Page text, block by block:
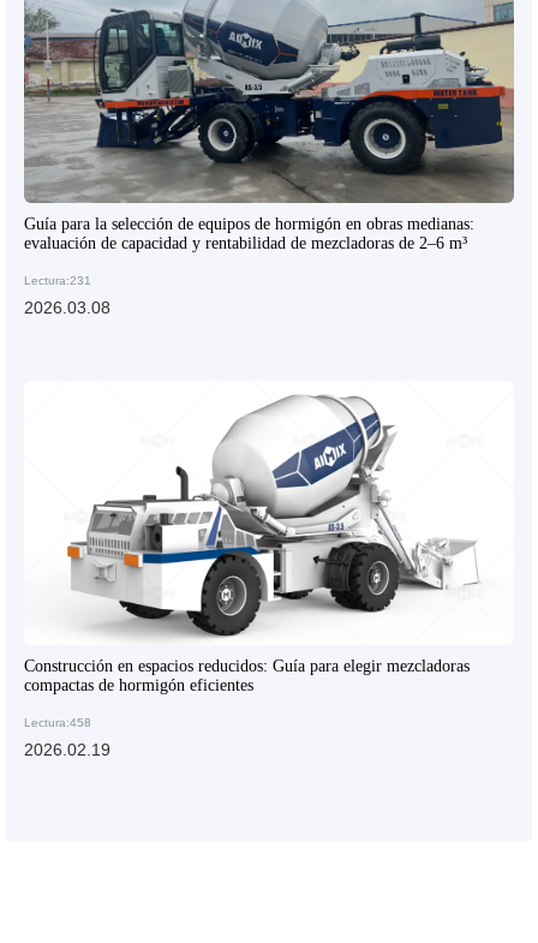
Guía para la selección de equipos de hormigón en obras medianas:
evaluación de capacidad y rentabilidad de mezcladoras de 2–6 m³
Lectura:231
2026.03.08
Construcción en espacios reducidos: Guía para elegir mezcladoras
compactas de hormigón eficientes
Lectura:458
2026.02.19